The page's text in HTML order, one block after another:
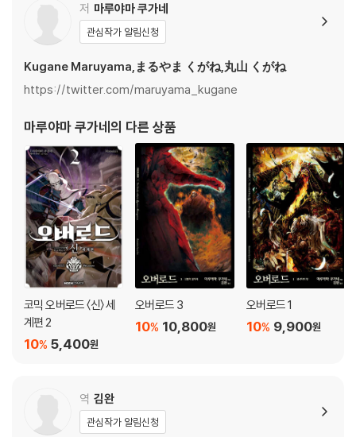
저 마루야마 쿠가네
관심작가 알림신청
Kugane Maruyama,まるやま くがね,丸山 くがね
https://twitter.com/maruyama_kugane
마루야마 쿠가네 의 다른 상품
코믹 오버로드 〈신〉 세
계편 2
5,400원
10%
오버로드 3
10,800원
10%
오버로드 1
9,900원
10%
역 김완
관심작가 알림신청